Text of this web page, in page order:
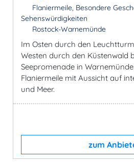
Flaniermeile, Besondere
Sehenswürdigkeiten
Rostock-Warnemünde
Im Osten durch den
Westen durch den Küstenwald
Seepromenade in
Flaniermeile mit Aussicht auf
und Meer.
zum